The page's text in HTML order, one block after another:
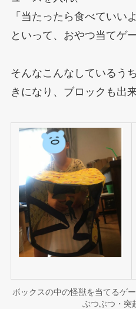
「当たったら食べていい
といって、おやつ当てゲ
そんなこんなしているう
きになり、ブロックも出
ボックスの中の怪獣を当てるゲ
ぶつぶつ・突